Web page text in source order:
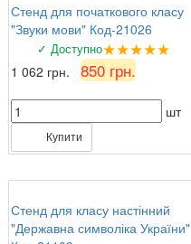
Стенд для початкового класу
"Звуки мови" Код-21026
✓ Доступно★★★★★
1 062 грн. 850 грн.
шт
Купити
Стенд для класу настінний
"Державна символіка України"